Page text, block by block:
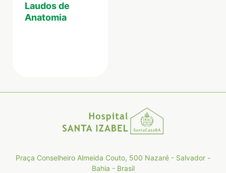
Laudos de
Anatomia
Praça Conselheiro Almeida Couto, 500 Nazaré - Salvador -
Bahia - Brasil